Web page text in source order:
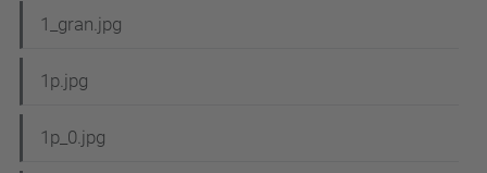
1_gran.jpg
1p.jpg
1p_0.jpg